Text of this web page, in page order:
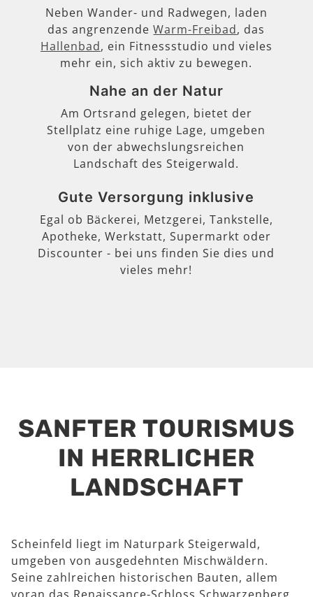
Neben Wander- und Radwegen, laden
das angrenzendeWarm-Freibad, das
Hallenbad, ein Fitnessstudio und vieles
mehr ein, sich aktiv zu bewegen.
Nahe an der Natur
Am Ortsrand gelegen, bietet der
Stellplatz eine ruhige Lage, umgeben
von der abwechslungsreichen
Landschaft des Steigerwald.
Gute Versorgung inklusive
Egal ob Bäckerei, Metzgerei, Tankstelle,
Apotheke, Werkstatt, Supermarkt oder
Discounter - bei uns finden Sie dies und
vieles mehr!
SANFTER TOURISMUS
IN HERRLICHER
LANDSCHAFT
Scheinfeld liegt im Naturpark Steigerwald,
umgeben von ausgedehnten Mischwäldern.
Seine zahlreichen historischen Bauten, allem